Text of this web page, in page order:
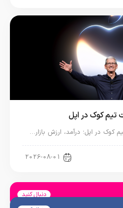
2026-08-01
دنبال کنید